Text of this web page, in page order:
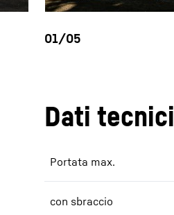
Dati tecnici
Portata max.
con sbraccio